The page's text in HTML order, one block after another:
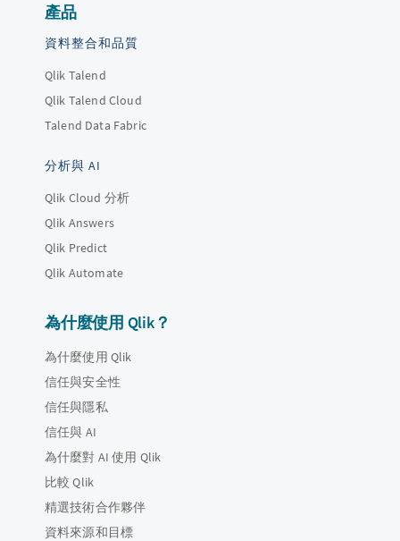
產品
資料整合和品質
Qlik Talend
Qlik Talend Cloud
Talend Data Fabric
分析與 AI
Qlik Cloud 分析
Qlik Answers
Qlik Predict
Qlik Automate
為什麼使用 Qlik？
為什麼使用 Qlik
信任與安全性
信任與隱私
信任與 AI
為什麼對 AI 使用 Qlik
比較 Qlik
精選技術合作夥伴
資料來源和目標